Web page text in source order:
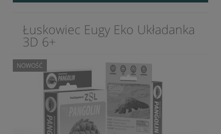
Łuskowiec Eugy Eko Układanka
3D 6+
NOWOŚĆ